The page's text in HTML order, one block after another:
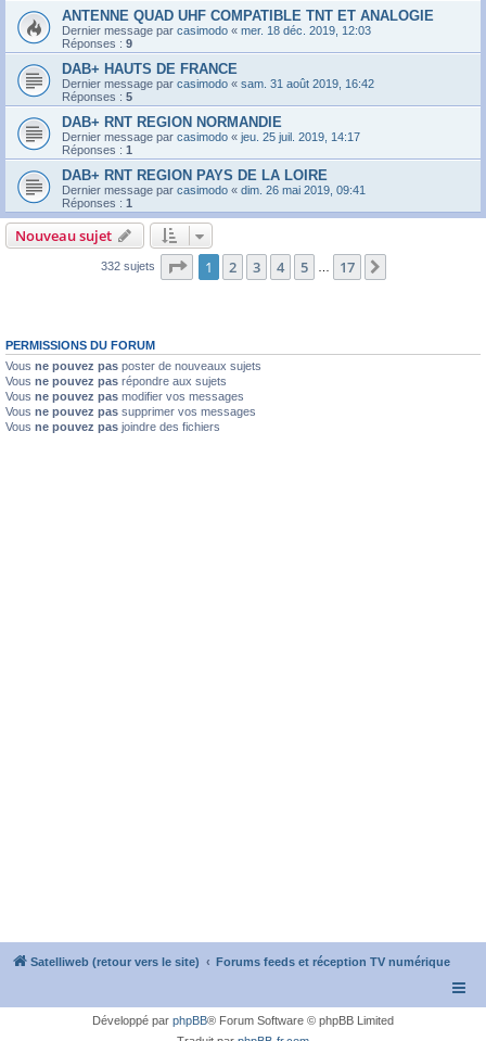
ANTENNE QUAD UHF COMPATIBLE TNT ET ANALOGIE
Dernier message par casimodo « mer. 18 déc. 2019, 12:03
Réponses : 9
DAB+ HAUTS DE FRANCE
Dernier message par casimodo « sam. 31 août 2019, 16:42
Réponses : 5
DAB+ RNT REGION NORMANDIE
Dernier message par casimodo « jeu. 25 juil. 2019, 14:17
Réponses : 1
DAB+ RNT REGION PAYS DE LA LOIRE
Dernier message par casimodo « dim. 26 mai 2019, 09:41
Réponses : 1
Nouveau sujet
332 sujets Page 1sur17
1 2 3 4 5 17
PERMISSIONS DU FORUM
Vous ne pouvez pas poster de nouveaux sujets
Vous ne pouvez pas répondre aux sujets
Vous ne pouvez pas modifier vos messages
Vous ne pouvez pas supprimer vos messages
Vous ne pouvez pas joindre des fichiers
Satelliweb (retour vers le site) Forums feeds et réception TV numérique
Développé par phpBB® Forum Software © phpBB Limited